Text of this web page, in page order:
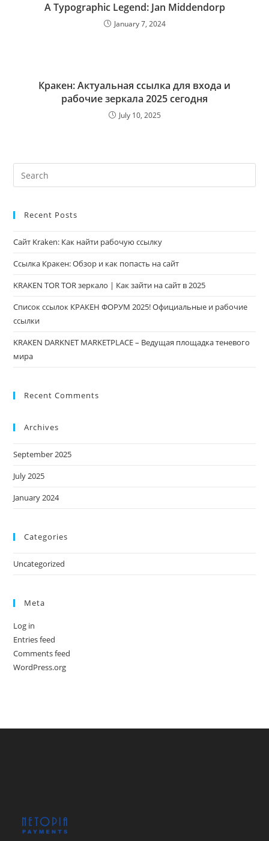
A Typographic Legend: Jan Middendorp
January 7, 2024
Кракен: Актуальная ссылка для входа и
рабочие зеркала 2025 сегодня
July 10, 2025
Recent Posts
Сайт Kraken: Как найти рабочую ссылку
Ссылка Кракен: Обзор и как попасть на сайт
KRAKEN TOR TOR зеркало | Как зайти на сайт в 2025
Список ссылок КРАКЕН ФОРУМ 2025! Официальные и рабочие
ссылки
KRAKEN DARKNET MARKETPLACE – Ведущая площадка теневого
мира
Recent Comments
Archives
September 2025
July 2025
January 2024
Categories
Uncategorized
Meta
Log in
Entries feed
Comments feed
WordPress.org